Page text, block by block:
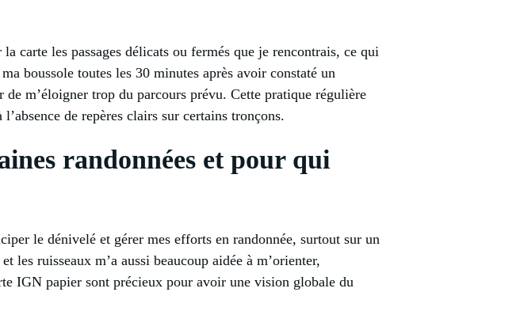
carte les passages délicats ou fermés que je rencontrais, ce qui
boussole toutes les 30 minutes après avoir constaté un
m’éloigner trop du parcours prévu. Cette pratique régulière
de repères clairs sur certains tronçons.
randonnées et pour qui
le dénivelé et gérer mes efforts en randonnée, surtout sur un
les ruisseaux m’a aussi beaucoup aidée à m’orienter,
IGN papier sont précieux pour avoir une vision globale du